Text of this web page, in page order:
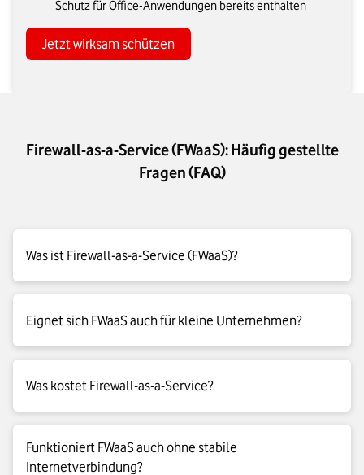
Schutz für Office-Anwendungen bereits enthalten
Jetzt wirksam schützen
Firewall-as-a-Service (FWaaS): Häufig gestellte
Fragen (FAQ)
Was ist Firewall-as-a-Service (FWaaS)?
Firewall, die den Datenverkehr zwischen dem Internet und
Ihrem Firmennetzwerk überwacht und Schadprogramme
herausfiltert. Der Cloud-Dienst ersetzt somit Ihre Firewall-
Hardware vor Ort.
Eignet sich FWaaS auch für kleine Unternehmen?
sparen sich die Anschaffung eigener Firewall-Hardware und
müssen weniger eigenes IT-Know-how aufbauen. Der
Anbieter übernimmt Pflege und Updates.
Was kostet Firewall-as-a-Service?
Die Kosten richten sich meist nach Anzahl der Nutzer:innen,
dem Datenvolumen und den gewünschten Funktionen. Im
Funktioniert FWaaS auch ohne stabile
Internetverbindung?